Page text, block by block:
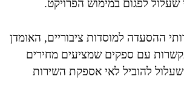
לפגום במימוש הפרויקט.
ההסעדה למוסדות ציבוריים, האומדן
עם ספקים שמציעים מחירים
שעלול להוביל לאי אספקת השירות